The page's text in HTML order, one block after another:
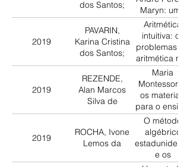
ensina
matemática
São Paulo,
década de
1970
dos Santos;
Maryn: uma
análise do livro
Lições de
Arithmetica
(São Paulo -
1913)
2019
PAVARIN,
Karina Cristina
dos Santos;
Aritmética
intuitiva: os
problemas de
aritmética nos
livros de
Ramon Roca
Dordal (1891)
2019
REZENDE,
Alan Marcos
Silva de
Maria
Montessori e
os materiais
para o ensino:
a
materialização
de saberes
2019
ROCHA, Ivone
Lemos da
O método
algébrico
estadunidense
e os